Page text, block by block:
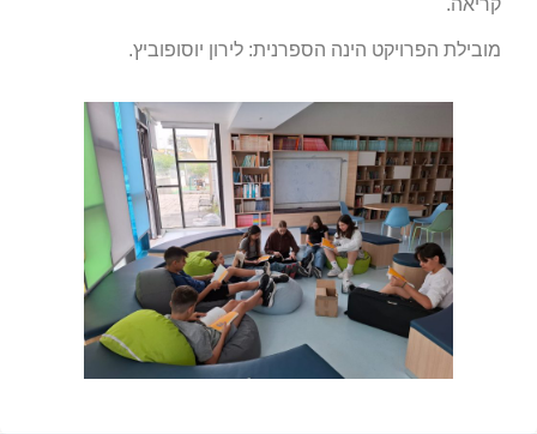
מובילת הפרויקט הינה הספרנית: לירון יוסופוביץ.